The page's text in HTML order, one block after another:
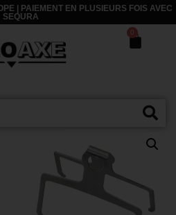
| PAIEMENT EN PLUSIEURS FOIS AVEC
SEQURA
0